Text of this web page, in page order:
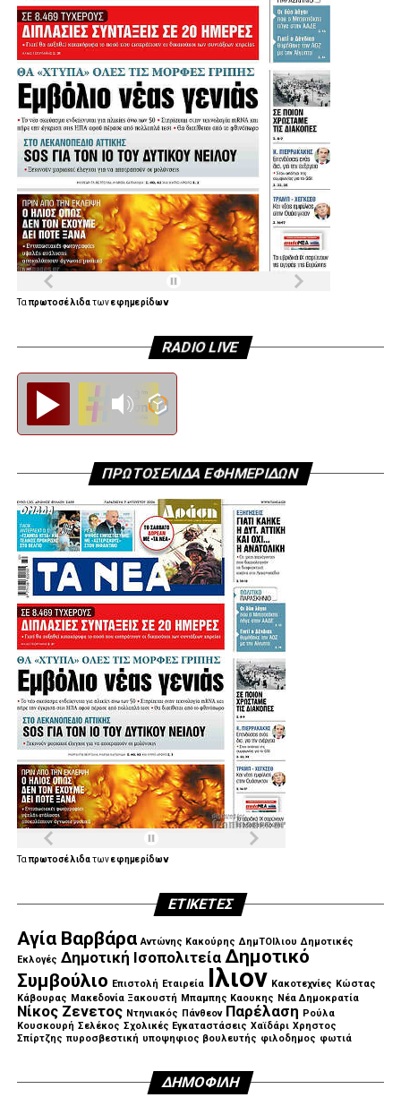
.
Ταπρωτοσέλιδατωνεφημερίδων
RADIO LIVE
ΠΡΩΤΟΣΕΛΙΔΑ ΕΦΗΜΕΡΙΔΩΝ
Ταπρωτοσέλιδατωνεφημερίδων
ΕΤΙΚΈΤΕΣ
Αγία Βαρβάρα Αντώνης Κακούρης ΔημΤΟΙλιου Δημοτικές
Εκλογές Δημοτική Ισοπολιτεία Δημοτικό
Συμβούλιο Επιστολή Εταιρεία Ιλιον Κακοτεχνίες Κώστας
Κάβουρας Μακεδονία Ξακουστή Μπαμπης Καουκης Νέα Δημοκρατία
Νίκος Ζενετος Ντηνιακός Πάνθεον Παρέλαση Ρούλα
Κουσκουρή Σελέκος Σχολικές Εγκαταστάσεις Χαϊδάρι Χρηστος
Σπίρτζης πυροσβεστική υποψηφιος βουλευτής φιλοδημος φωτιά
ΔΗΜΟΦΙΛΉ